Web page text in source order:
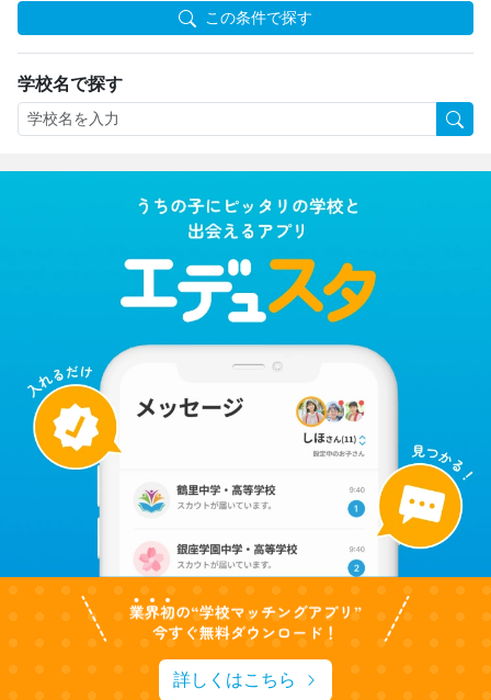
この条件で探す
学校名で探す
詳しくはこちら